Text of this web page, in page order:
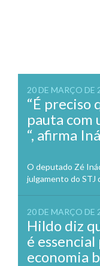
20 DE MARÇO DE
“É preciso
pauta com
“, afirma
O deputado Zé
julgamento do STJ
20 DE MARÇO DE
Hildo diz
é
economia